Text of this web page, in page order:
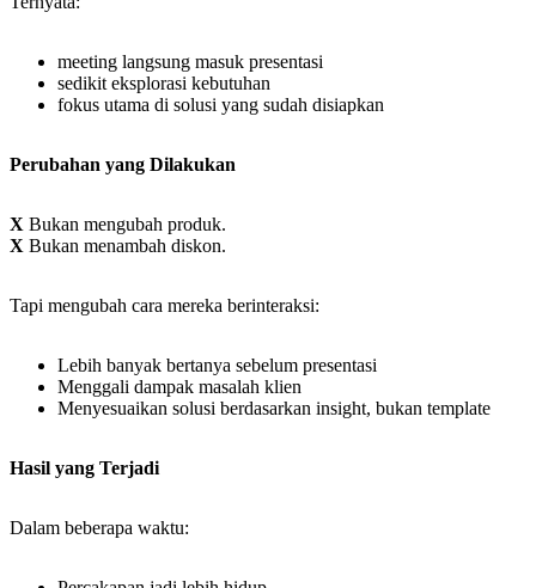
meeting langsung masuk presentasi
sedikit eksplorasi kebutuhan
fokus utama di solusi yang sudah disiapkan
Perubahan yang Dilakukan
X Bukan mengubah produk.
X Bukan menambah diskon.
Tapi mengubah cara mereka berinteraksi:
Lebih banyak bertanya sebelum presentasi
Menggali dampak masalah klien
Menyesuaikan solusi berdasarkan insight, bukan template
Hasil yang Terjadi
Dalam beberapa waktu: